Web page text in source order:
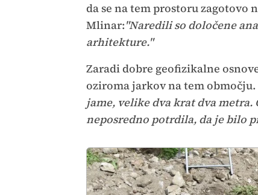
da se na tem prostoru
Mlinar:"Naredili so določene
arhitekture."
Zaradi dobre geofizikalne
oziroma jarkov na tem območju.
jame, velike dva krat dva metra.
neposredno potrdila, da je bilo